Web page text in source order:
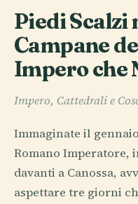
Piedi Scalzi
Campane
Impero che
Impero, Cattedrali e
Immaginate il
Romano Imperatore,
davanti a Canossa,
aspettare tre giorni